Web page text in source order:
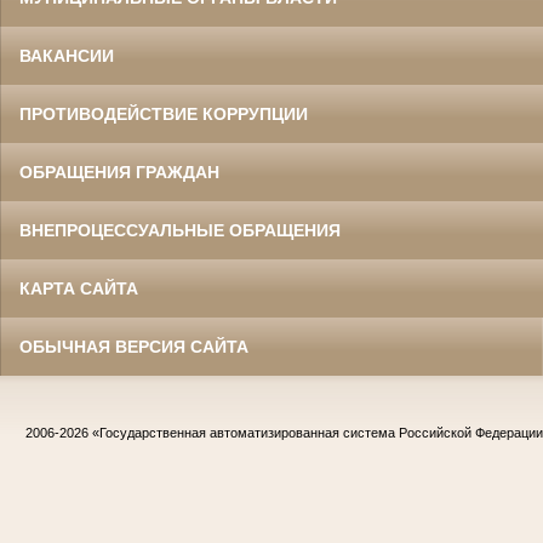
ВАКАНСИИ
ПРОТИВОДЕЙСТВИЕ КОРРУПЦИИ
ОБРАЩЕНИЯ ГРАЖДАН
ВНЕПРОЦЕССУАЛЬНЫЕ ОБРАЩЕНИЯ
КАРТА САЙТА
ОБЫЧНАЯ ВЕРСИЯ САЙТА
2006-2026 «Государственная автоматизированная система Российской